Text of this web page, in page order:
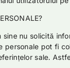
sine nu solicită
personale pot fi
sale.